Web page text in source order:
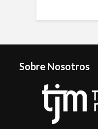
Sobre Nosotros